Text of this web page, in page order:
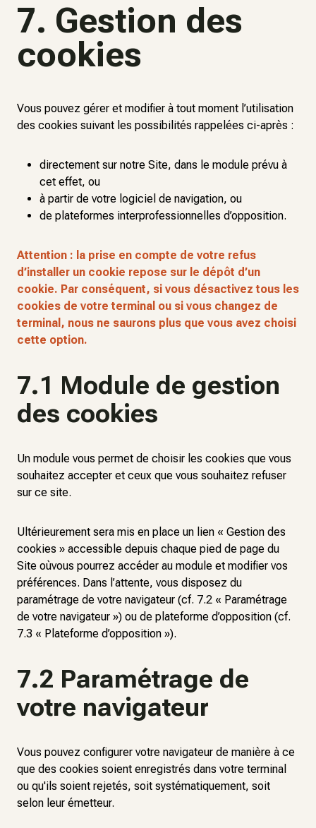
7. Gestion des
cookies
Vous pouvez gérer et modifier à tout moment l’utilisation
des cookies suivant les possibilités rappelées ci-après :
directement sur notre Site, dans le module prévu à
cet effet, ou
à partir de votre logiciel de navigation, ou
de plateformes interprofessionnelles d’opposition.
Attention : la prise en compte de votre refus
d’installer un cookie repose sur le dépôt d’un
cookie. Par conséquent, si vous désactivez tous les
cookies de votre terminal ou si vous changez de
terminal, nous ne saurons plus que vous avez choisi
cette option.
7.1 Module de gestion
des cookies
Un module vous permet de choisir les cookies que vous
souhaitez accepter et ceux que vous souhaitez refuser
sur ce site.
Ultérieurement sera mis en place un lien « Gestion des
cookies » accessible depuis chaque pied de page du
Site oùvous pourrez accéder au module et modifier vos
préférences. Dans l’attente, vous disposez du
paramétrage de votre navigateur (cf. 7.2 « Paramétrage
de votre navigateur ») ou de plateforme d’opposition (cf.
7.3 « Plateforme d’opposition »).
7.2 Paramétrage de
votre navigateur
Vous pouvez configurer votre navigateur de manière à ce
que des cookies soient enregistrés dans votre terminal
ou qu'ils soient rejetés, soit systématiquement, soit
selon leur émetteur.